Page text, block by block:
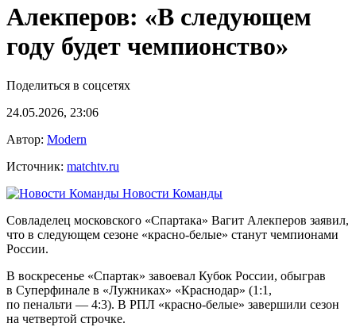
Алекперов: «В следующем
году будет чемпионство»
Поделиться в соцсетях
24.05.2026, 23:06
Автор: Modern
Источник: matchtv.ru
Новости Команды
Совладелец московского «Спартака» Вагит Алекперов заявил,
что в следующем сезоне «красно‑белые» станут чемпионами
России.
В воскресенье «Спартак» завоевал Кубок России, обыграв
в Суперфинале в «Лужниках» «Краснодар» (1:1,
по пенальти — 4:3). В РПЛ «красно‑белые» завершили сезон
на четвертой строчке.